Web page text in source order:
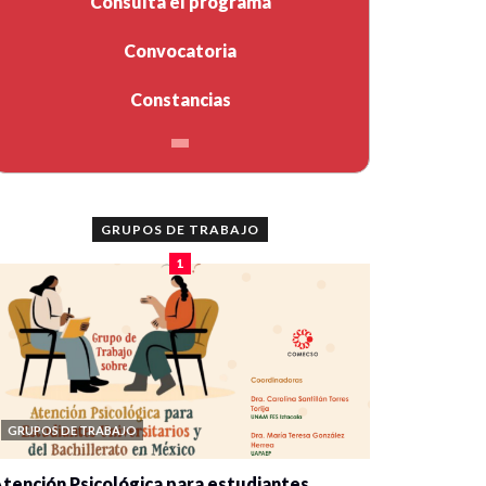
Convocatoria
Constancias
GRUPOS DE TRABAJO
1
GRUPOS DE TRABAJO